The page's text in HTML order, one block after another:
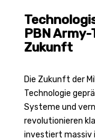
PBN
Zukunft
Die Zukunft der
Technologie
Systeme und
revolutionieren
investiert massiv